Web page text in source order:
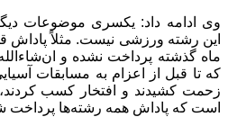
وی ادامه داد: یکسری موضوعات
ماه گذشته پرداخت نشده و
که تا قبل از اعزام به مسابقات
زحمت کشیدند و افتخار کسب
است که پاداش همه رشته‌ها پرداخت